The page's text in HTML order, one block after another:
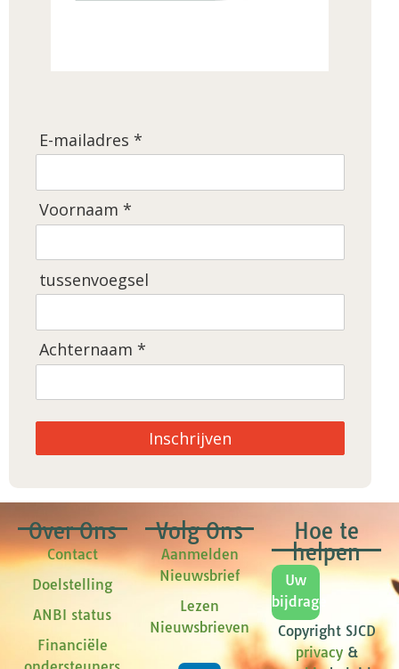
E-mailadres *
Voornaam *
tussenvoegsel
Achternaam *
Inschrijven
Over Ons
Contact
Doelstelling
ANBI status
Financiële
Volg Ons
Aanmelden
Nieuwsbrief
Lezen
Nieuwsbrieven
Hoe te
helpen
Uw
bijdrage
Copyright SJCD
privacy&